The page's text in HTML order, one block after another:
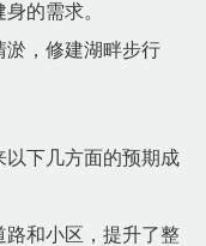
的需求。
淤，修建湖畔步行
以下几方面的预期成
路和小区，提升了整